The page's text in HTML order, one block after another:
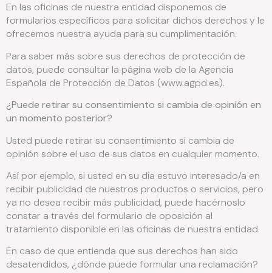
En las oficinas de nuestra entidad disponemos de
formularios específicos para solicitar dichos derechos y le
ofrecemos nuestra ayuda para su cumplimentación.
Para saber más sobre sus derechos de protección de
datos, puede consultar la página web de la Agencia
Española de Protección de Datos (www.agpd.es).
¿Puede retirar su consentimiento si cambia de opinión en
un momento posterior?
Usted puede retirar su consentimiento si cambia de
opinión sobre el uso de sus datos en cualquier momento.
Así por ejemplo, si usted en su día estuvo interesado/a en
recibir publicidad de nuestros productos o servicios, pero
ya no desea recibir más publicidad, puede hacérnoslo
constar a través del formulario de oposición al
tratamiento disponible en las oficinas de nuestra entidad.
En caso de que entienda que sus derechos han sido
desatendidos, ¿dónde puede formular una reclamación?